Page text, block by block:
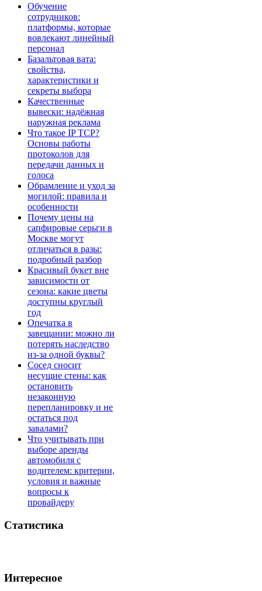
Обучение
сотрудников:
платформы, которые
вовлекают линейный
персонал
Базальтовая вата:
свойства,
характеристики и
секреты выбора
Качественные
вывески: надёжная
наружная реклама
Что такое IP TCP?
Основы работы
протоколов для
передачи данных и
голоса
Обрамление и уход за
могилой: правила и
особенности
Почему цены на
сапфировые серьги в
Москве могут
отличаться в разы:
подробный разбор
Красивый букет вне
зависимости от
сезона: какие цветы
доступны круглый
год
Опечатка в
завещании: можно ли
потерять наследство
из-за одной буквы?
Сосед сносит
несущие стены: как
остановить
незаконную
перепланировку и не
остаться под
завалами?
Что учитывать при
выборе аренды
автомобиля с
водителем: критерии,
условия и важные
вопросы к
провайдеру
Статистика
Интересное